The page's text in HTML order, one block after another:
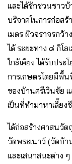
และได้ชักชวนชาว
บริจาคในการก่อส
เมตร ผิวจราจรกว้า
ได้ ระยะทาง ๘ กิโ
ใกล้เคียง ได้รับปร
การเกษตรโดยมีพื้
ของบ้านศรีเวินฃัย
เป็นที่ทำมาหาเลี้ย
ได้ก่อสร้างศาสนวั
วัดพระเนาว์ (วัดบ้
และเสนาสนะต่าง